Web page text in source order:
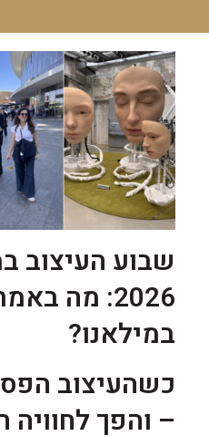
שבוע העיצוב
2026: מה
במילאנו?
כשהעיצוב
– והפך לחוויה